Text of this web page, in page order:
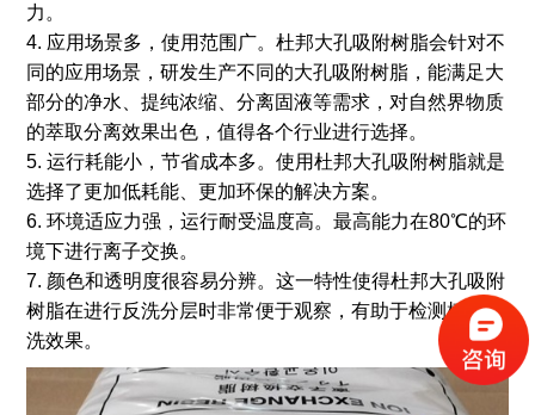
力。
4. 应用场景多，使用范围广。杜邦大孔吸附树脂会针对不
同的应用场景，研发生产不同的大孔吸附树脂，能满足大
部分的净水、提纯浓缩、分离固液等需求，对自然界物质
的萃取分离效果出色，值得各个行业进行选择。
5. 运行耗能小，节省成本多。使用杜邦大孔吸附树脂就是
选择了更加低耗能、更加环保的解决方案。
6. 环境适应力强，运行耐受温度高。最高能力在80℃的环
境下进行离子交换。
7. 颜色和透明度很容易分辨。这一特性使得杜邦大孔吸附
树脂在进行反洗分层时非常便于观察，有助于检测树脂反
洗效果。